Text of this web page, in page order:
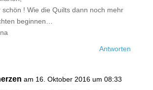
schön ! Wie die Quilts dann noch mehr
beginnen…
Antworten
am 16. Oktober 2016 um 08:33